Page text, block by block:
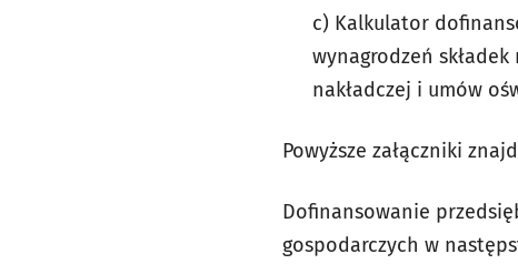
c) Kalkulator
wynagrodzeń
nakładczej i umów
Powyższe załączniki
Dofinansowanie
gospodarczych w